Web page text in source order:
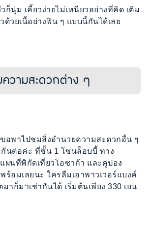
ก็นุ่ม เคี้ยวง่ายไม่เหนียวอย่างที่คิด เติม
ด้วยเนื้อย่างฟิน ๆ แบบนี้กันได้เลย
วามสะดวกต่าง ๆ
อพาไปชมสิ่งอำนวยความสะดวกอื่น ๆ
กันต่อค่ะ ที่ชั้น 1 โซนล็อบบี้ ทาง
ผนที่พิกัดเที่ยวโอซาก้า และคูปอง
ร้อมเลยนะ ใครลืมเอาพาวเวอร์แบงค์
าก็มาเช่ากันได้ เริ่มต้นเพียง 330 เยน